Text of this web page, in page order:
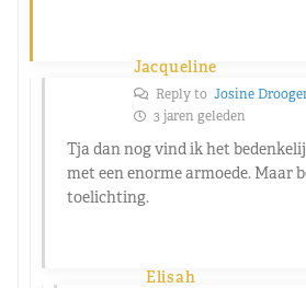
Jacqueline
Reply to Josine
3 jaren geleden
Tja dan nog vind ik het
met een enorme armoede. Maar
toelichting.
Elisah